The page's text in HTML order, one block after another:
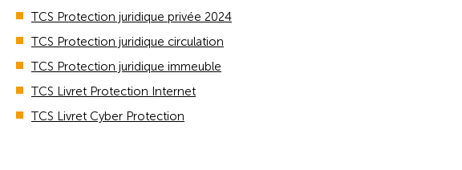
TCS Protection juridique privée 2024
TCS Protection juridique circulation
TCS Protection juridique immeuble
TCS Livret Protection Internet
TCS Livret Cyber Protection